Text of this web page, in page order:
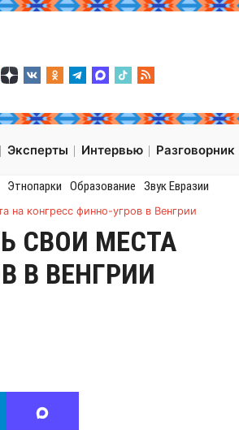
Эксперты Интервью Разговорник
Этнопарки Образование Звук Евразии
на конгресс финно-угров в Венгрии
СВОИ МЕСТА
В ВЕНГРИИ